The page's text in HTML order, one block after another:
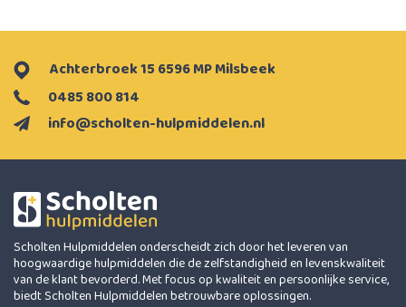
info@scholten-hulpmiddelen.nl
0485 800 814
Achterbroek 15 6596 MP Milsbeek
Scholten Hulpmiddelen onderscheidt zich door het leveren van
hoogwaardige hulpmiddelen die de zelfstandigheid en levenskwaliteit
van de klant bevorderd. Met focus op kwaliteit en persoonlijke service,
biedt Scholten Hulpmiddelen betrouwbare oplossingen.